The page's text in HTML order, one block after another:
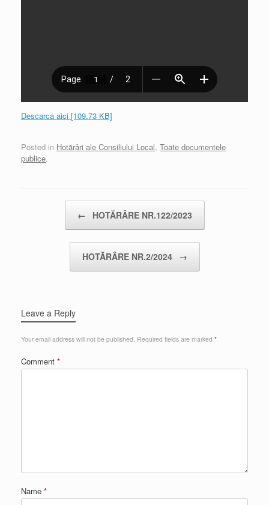
Descarca aici [109.73 KB]
Posted in Hotărâri ale Consiliului Local, Toate documentele
publice.
← HOTĂRÂRE NR.122/2023
HOTĂRÂRE NR.2/2024 →
Leave a Reply
Your email address will not be published. Required fields are marked *
Comment *
Name *